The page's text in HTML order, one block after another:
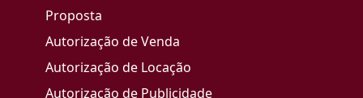
Proposta
Autorização de Venda
Autorização de Locação
Autorização de Publicidade